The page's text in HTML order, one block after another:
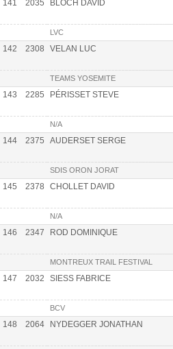
141 2035 BLOCH DAVID
LVC
142 2308 VELAN LUC
TEAMS YOSEMITE
143 2285 PÉRISSET STEVE
N/A
144 2375 AUDERSET SERGE
SDIS ORON JORAT
145 2378 CHOLLET DAVID
N/A
146 2347 ROD DOMINIQUE
MONTREUX TRAIL FESTIVAL
147 2032 SIESS FABRICE
BCV
148 2064 NYDEGGER JONATHAN